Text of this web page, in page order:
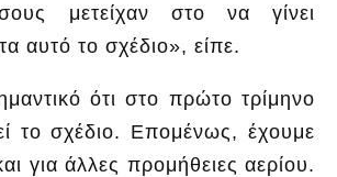
μετείχαν στο να γίνει
αυτό το σχέδιο», είπε.
ότι στο πρώτο τρίμηνο
το σχέδιο. Επομένως, έχουμε
για άλλες προμήθειες αερίου.